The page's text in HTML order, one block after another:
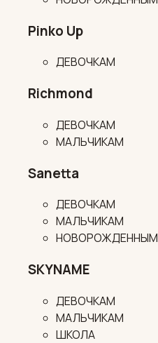
Pinko Up
ДЕВОЧКАМ
Richmond
ДЕВОЧКАМ
МАЛЬЧИКАМ
Sanetta
ДЕВОЧКАМ
МАЛЬЧИКАМ
НОВОРОЖДЕННЫМ
SKYNAME
ДЕВОЧКАМ
МАЛЬЧИКАМ
ШКОЛА